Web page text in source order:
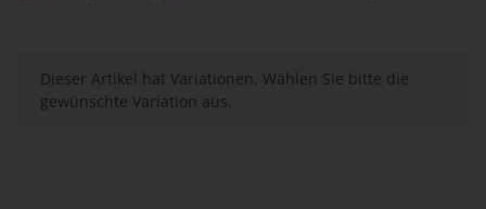
xDieser Artikel hat Variationen. Wählen Sie bitte die
gewünschte Variation aus.